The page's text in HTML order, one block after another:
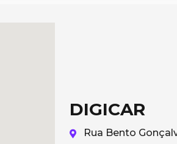
DIGICAR
Rua Bento